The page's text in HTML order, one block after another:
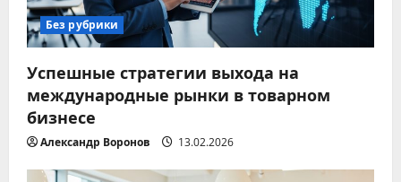
Без рубрики
Успешные стратегии выхода на
международные рынки в товарном
бизнесе
Александр Воронов 13.02.2026